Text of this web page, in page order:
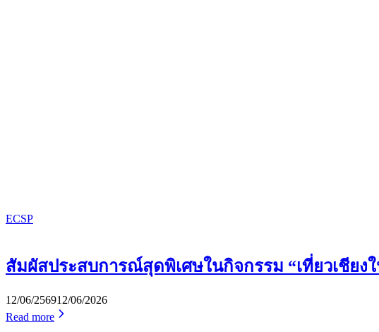
ECSP
สัมผัสประสบการณ์สุดพิเศษในกิจกรรม “เที่ยวเชียง
12/06/256912/06/2026
Read more